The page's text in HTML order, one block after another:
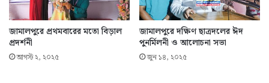
জামালপুরে প্রথমবারের মতো বিড়াল
প্রদর্শনী
আগস্ট ২, ২০২৫
জামালপুরে দক্ষিণ ছাত্রদলের ঈদ
পুনর্মিলনী ও আলোচনা সভা
জুন ১৪, ২০২৫